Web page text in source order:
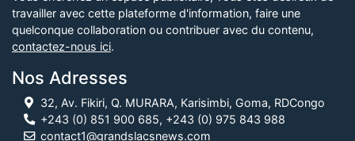
travailler avec cette plateforme d'information, faire une
quelconque collaboration ou contribuer avec du contenu,
contactez-nous ici.
Nos Adresses
32, Av. Fikiri, Q. MURARA, Karisimbi, Goma, RDCongo
+243 (0) 851 900 685, +243 (0) 975 843 988
contact1@grandslacsnews.com